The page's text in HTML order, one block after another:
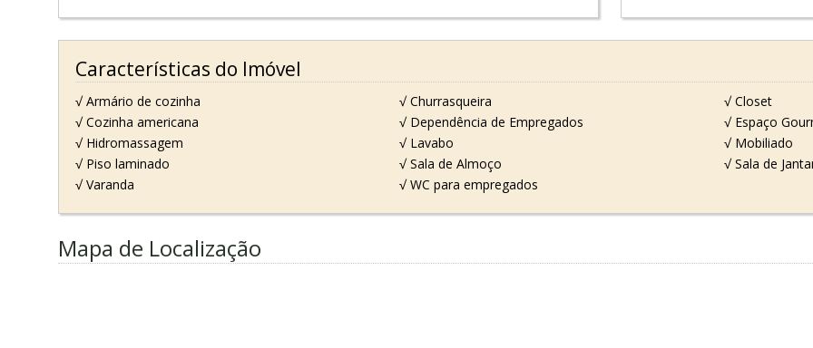
Características do Imóvel
√ Armário de cozinha √ Churrasqueira
√ Closet
√ Cozinha americana
√ Dependência de Empregados
√ Espaço
√ Hidromassagem
√ Lavabo
√ Mobiliado
√ Piso laminado
√ Sala de Almoço
√ Sala de
√ Varanda
√ WC para empregados
Mapa de Localização